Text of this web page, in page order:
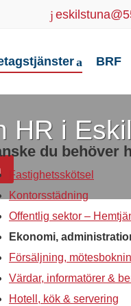
BRF
HR i
du behöver
Fastighetsskötsel
Kontorsstädning
Offentlig sektor –
Ekonomi,
Försäljning,
Värdar, informatörer &
Hotell, kök & servering